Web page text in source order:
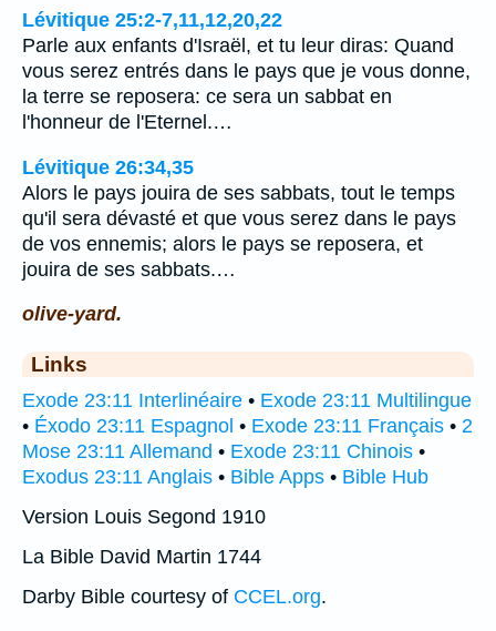
Lévitique 25:2-7,11,12,20,22
Parle aux enfants d'Israël, et tu leur diras: Quand
vous serez entrés dans le pays que je vous donne,
la terre se reposera: ce sera un sabbat en
l'honneur de l'Eternel.…
Lévitique 26:34,35
Alors le pays jouira de ses sabbats, tout le temps
qu'il sera dévasté et que vous serez dans le pays
de vos ennemis; alors le pays se reposera, et
jouira de ses sabbats.…
olive-yard.
Links
Exode 23:11 Interlinéaire • Exode 23:11 Multilingue
• Éxodo 23:11 Espagnol • Exode 23:11 Français • 2
Mose 23:11 Allemand • Exode 23:11 Chinois •
Exodus 23:11 Anglais • Bible Apps • Bible Hub
Version Louis Segond 1910
La Bible David Martin 1744
Darby Bible courtesy of CCEL.org.